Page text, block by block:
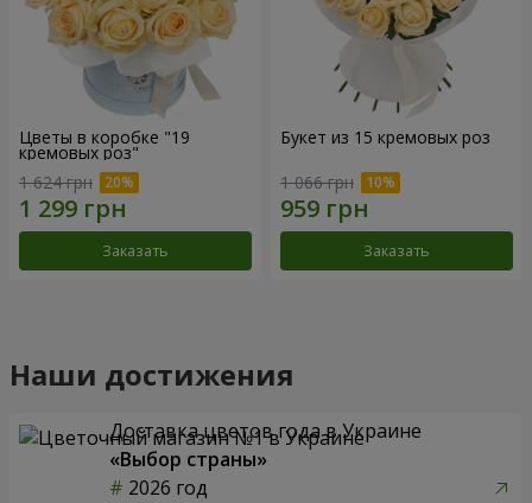
Цветы в коробке "19
кремовых роз"
1 624 грн
Заказать
Букет из 15 кремовых роз
1 066 грн
Заказать
Наши достижения
Доставка цветов года в Украине
«Выбор страны»
2026 год